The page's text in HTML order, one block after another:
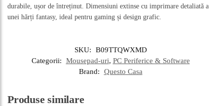
durabile, ușor de întreținut. Dimensiuni extinse cu imprimare detaliată a
unei hărți fantasy, ideal pentru gaming și design grafic.
SKU:
B09TTQWXMD
Categorii:
Mousepad-uri, PC Periferice & Software
Brand:
Questo Casa
Produse similare